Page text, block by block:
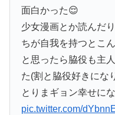
面白かった😌
少女漫画とか読んだ
ちが自我を持つとこ
と思ったら脇役も主
た(割と脇役好きにな
とりまギョン幸せに
pic.twitter.com/